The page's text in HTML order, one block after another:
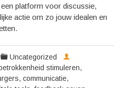
platform voor discussie,
actie om zo jouw idealen en
Uncategorized
betrokkenheid stimuleren,
,communicatie,